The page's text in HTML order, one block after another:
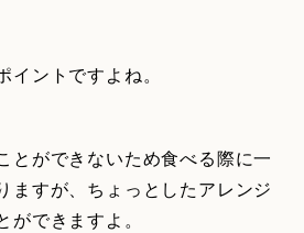
ントですよね。
とができないため食べる際に一
ますが、ちょっとしたアレンジ
できますよ。